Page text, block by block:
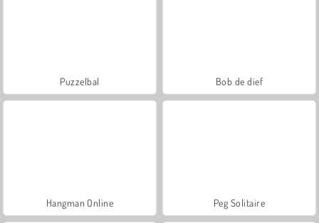
Puzzelbal Bob de dief
Hangman Online Peg Solitaire